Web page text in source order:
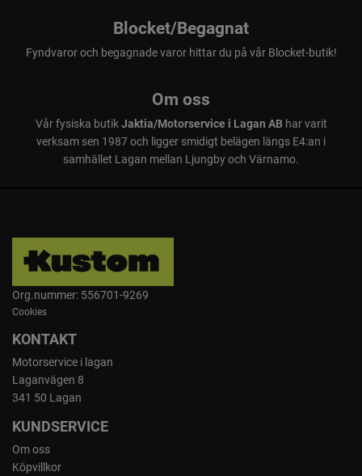
Blocket/Begagnat
Fyndvaror och begagnade varor hittar du på vår Blocket-butik!
Om oss
Vår fysiska butikJaktia/Motorservice i Lagan ABhar varit
verksam sen 1987 och ligger smidigt belägen längs E4:an i
samhället Lagan mellan Ljungby och Värnamo.
Org.nummer: 556701-9269
Cookies
KONTAKT
Motorservice i lagan
Laganvägen 8
341 50 Lagan
KUNDSERVICE
Om oss
Köpvillkor